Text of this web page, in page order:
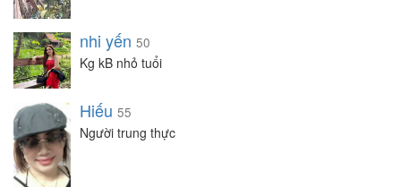
nhi yến 50
Kg kB nhỏ tuổi
Hiếu 55
Người trung thực